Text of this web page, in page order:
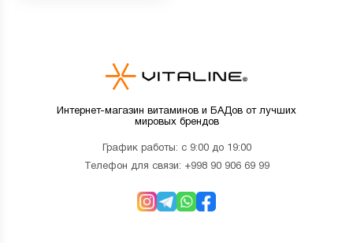
Интернет-магазин витаминов и БАДов от лучших
мировых брендов
График работы: с 9:00 до 19:00
Телефон для связи: +998 90 906 69 99